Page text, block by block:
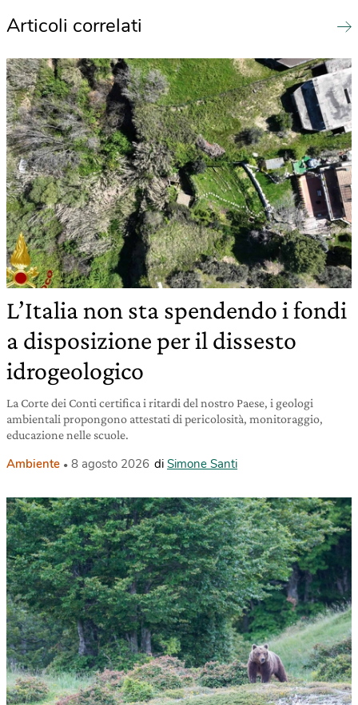
Articoli correlati
L’Italia non sta spendendo i fondi
a disposizione per il dissesto
idrogeologico
La Corte dei Conti certifica i ritardi del nostro Paese, i geologi
ambientali propongono attestati di pericolosità, monitoraggio,
educazione nelle scuole.
Ambiente 8 agosto 2026 di Simone Santi